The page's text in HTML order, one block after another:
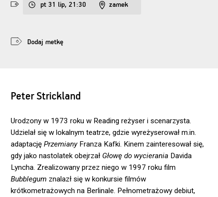
pt 31 lip, 21:30 zamek
Dodaj metkę
Peter Strickland
Urodzony w 1973 roku w Reading reżyser i scenarzysta.
Udzielał się w lokalnym teatrze, gdzie wyreżyserował m.in.
adaptacjęPrzemianyFranza Kafki. Kinem zainteresował się,
gdy jako nastolatek obejrzał Głowę do wycierania Davida
Lyncha. Zrealizowany przez niego w 1997 roku film
Bubblegum znalazł się w konkursie filmów
krótkometrażowych na Berlinale. Pełnometrażowy debiut,